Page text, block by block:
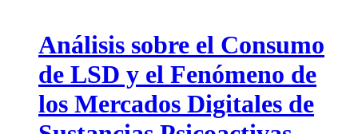
Análisis sobre el Consumo
de LSD y el Fenómeno de
los Mercados Digitales de